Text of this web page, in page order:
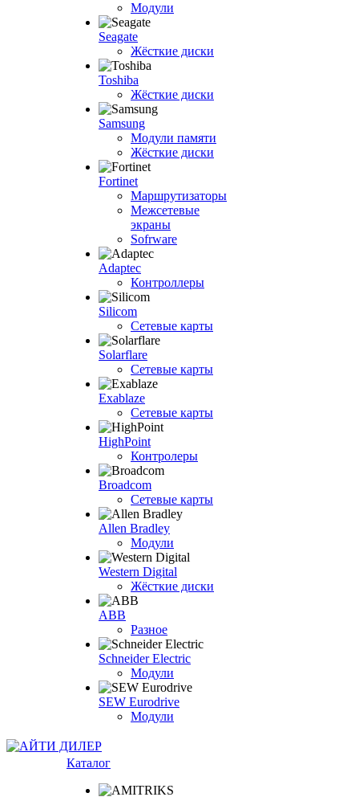
Модули
Seagate
Жёсткие диски
Toshiba
Жёсткие диски
Samsung
Модули памяти
Жёсткие диски
Fortinet
Маршрутизаторы
Межсетевые
экраны
Sofrware
Adaptec
Контроллеры
Silicom
Сетевые карты
Solarflare
Сетевые карты
Exablaze
Сетевые карты
HighPoint
Контролеры
Broadcom
Сетевые карты
Allen Bradley
Модули
Western Digital
Жёсткие диски
ABB
Разное
Schneider Electric
Модули
SEW Eurodrive
Модули
Каталог